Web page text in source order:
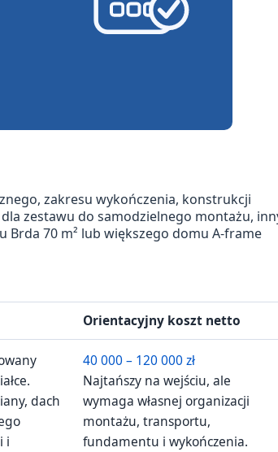
zakresu wykończenia, konstrukcji
zestawu do samodzielnego montażu,
Brda 70 m² lub większego domu A-frame
Orientacyjny koszt netto
dach
i
40 000 – 120 000 zł
Najtańszy na wejściu, ale
wymaga własnej organizacji
montażu, transportu,
fundamentu i wykończenia.